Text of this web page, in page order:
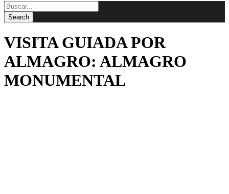
VISITA GUIADA POR
ALMAGRO: ALMAGRO
MONUMENTAL